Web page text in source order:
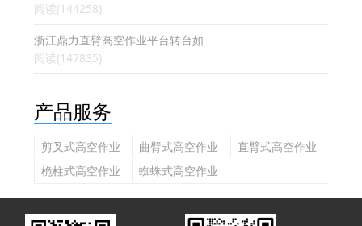
阅读(144258)
浙江鼎力直臂高空作业平台转台如
阅读(147835)
产品服务
剪叉式高空作业
平台
曲臂式高空作业
平台
直臂式高空作业
桅柱式高空作业
蜘蛛式高空作业